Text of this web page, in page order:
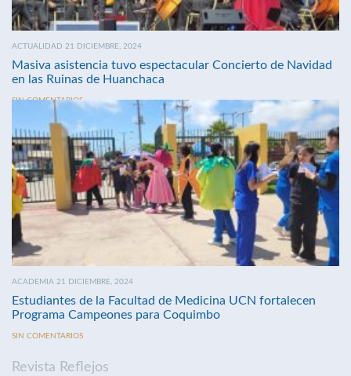
ACTUALIDAD 21 DICIEMBRE, 2024
Masiva asistencia tuvo espectacular Concierto de Navidad
en las Ruinas de Huanchaca
SIN COMENTARIOS
ACADEMIA 21 DICIEMBRE, 2024
Estudiantes de la Facultad de Medicina UCN fortalecen
Programa Campeones para Coquimbo
SIN COMENTARIOS
Revista Reflejos